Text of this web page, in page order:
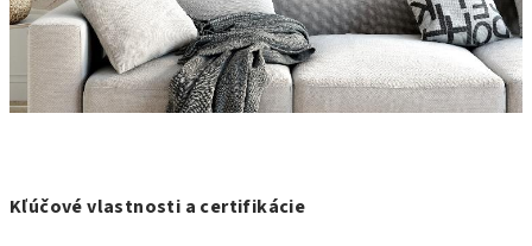
Kľúčové vlastnosti a certifikácie